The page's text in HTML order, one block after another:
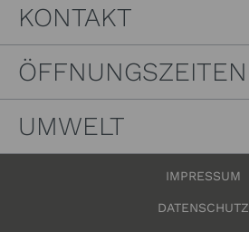
KONTAKT
ÖFFNUNGSZEITEN
UMWELT
IMPRESSUM
DATENSCHUTZ